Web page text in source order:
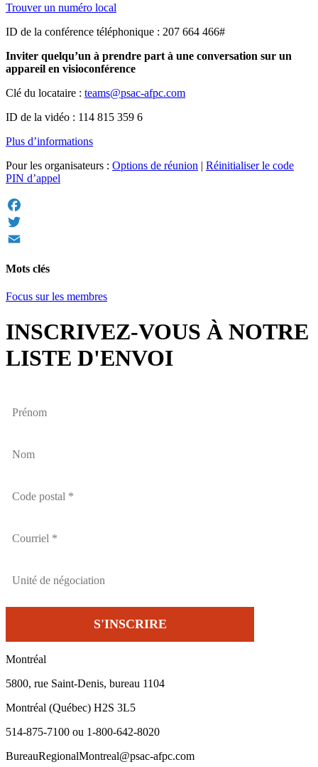
Trouver un numéro local
ID de la conférence téléphonique : 207 664 466#
Inviter quelqu’un à prendre part à une conversation sur un
appareil en visioconférence
Clé du locataire : teams@psac-afpc.com
ID de la vidéo : 114 815 359 6
Plus d’informations
Pour les organisateurs : Options de réunion | Réinitialiser le code
PIN d’appel
Facebook
Twitter
Mots clés
Focus sur les membres
INSCRIVEZ-VOUS À NOTRE
LISTE D'ENVOI
Montréal
5800, rue Saint-Denis, bureau 1104
Montréal (Québec) H2S 3L5
514-875-7100 ou 1-800-642-8020
BureauRegionalMontreal@psac-afpc.com